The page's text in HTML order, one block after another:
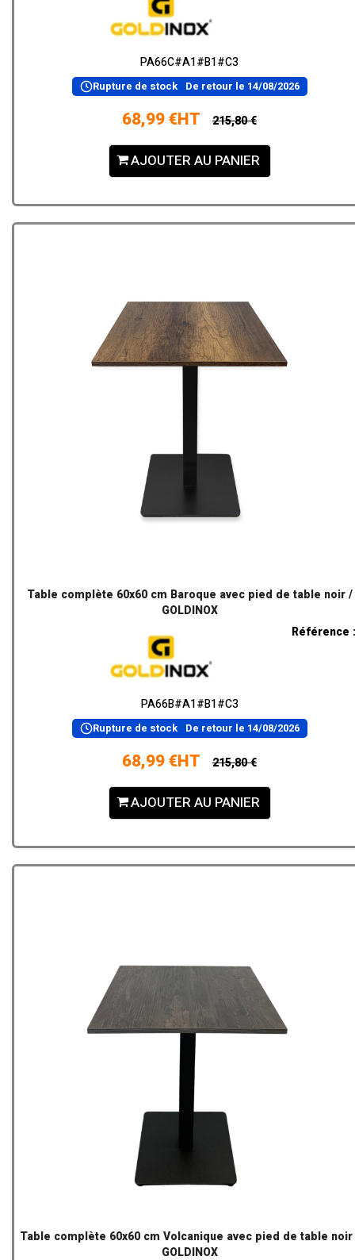
PA66C#A1#B1#C3
Rupture de stock De retour le 14/08/2026
68,99 €HT 215,80 €
AJOUTER AU PANIER
Table complète 60x60 cm Baroque avec pied de table noir /
GOLDINOX
Référence :
PA66B#A1#B1#C3
Rupture de stock De retour le 14/08/2026
68,99 €HT 215,80 €
AJOUTER AU PANIER
Table complète 60x60 cm Volcanique avec pied de table
GOLDINOX